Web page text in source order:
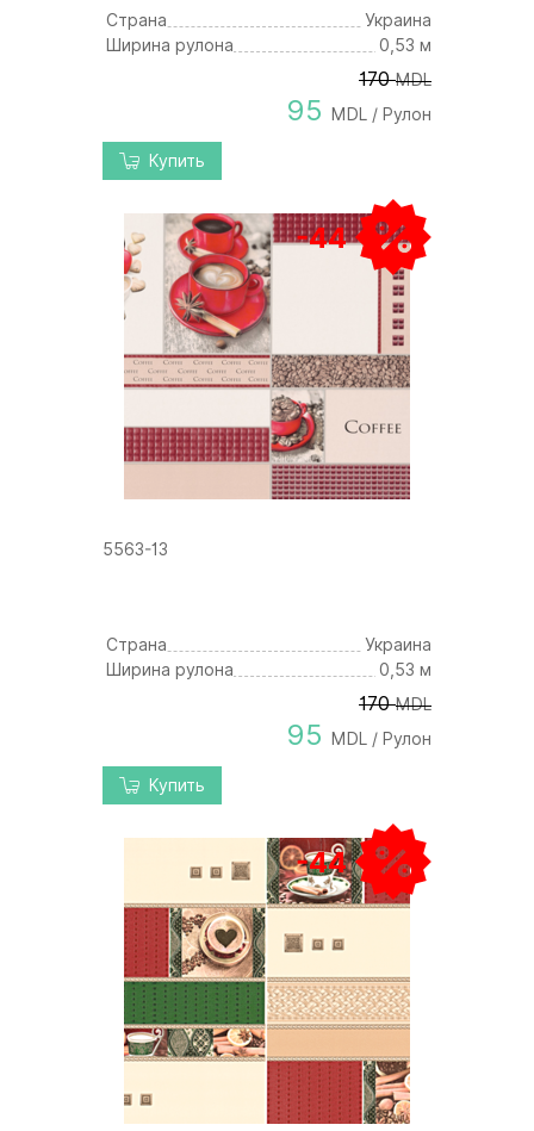
Страна
Украина
Ширина рулона
0,53 м
170 MDL
95 MDL / Рулон
Купить
-44
5563-13
Страна
Украина
Ширина рулона
0,53 м
170 MDL
95 MDL / Рулон
Купить
-44